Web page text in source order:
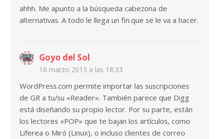
ahhh. Me apunto a la búsqueda cabezona de
alternativas. A todo le llega un fin.que se le va a hacer.
Goyo del Sol
16 marzo 2013 a las 18:33
WordPress.com permite importar las suscripciones
de GR a tu/su «Reader». También parece que Digg
está diseñando su propio lector. Por su parte, están
los lectores «POP» que te bajan los artículos, como
Liferea o Miró (Linux), o incluso clientes de correo